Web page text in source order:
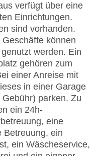
verfügt über eine
Einrichtungen.
sind vorhanden.
können
werden. Ein
gehören zum
einer Anreise mit
in einer Garage
parken. Zu
ein 24h-
eine
Betreuung, ein
ein Wäscheservice,